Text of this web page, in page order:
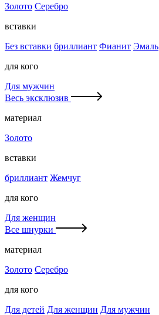
Золото Серебро
вставки
Без вставки бриллиант Фианит Эмаль
для кого
Для мужчин
Весь эксклюзив
материал
Золото
вставки
бриллиант Жемчуг
для кого
Для женщин
Все шнурки
материал
Золото Серебро
для кого
Для детей Для женщин Для мужчин